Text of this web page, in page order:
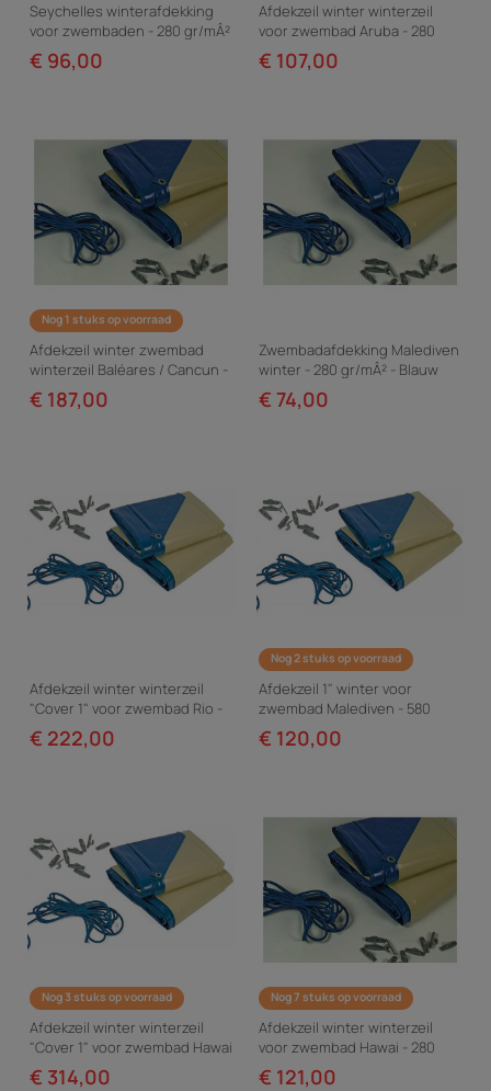
Seychelles winterafdekking
voor zwembaden - 280 gr/mÂ²
- Blauw
€ 96,00
Afdekzeil winter winterzeil
voor zwembad Aruba - 280
g/m² - Blauw
€ 107,00
Nog 1 stuks op voorraad
Afdekzeil winter zwembad
winterzeil Baléares / Cancun -
280 g/m² - Blauw
€ 187,00
Zwembadafdekking Malediven
winter - 280 gr/mÂ² - Blauw
€ 74,00
Afdekzeil winter winterzeil
"Cover 1" voor zwembad Rio -
580 g/m² - Blauw
€ 222,00
Nog 2 stuks op voorraad
Afdekzeil 1" winter voor
zwembad Malediven - 580
gr/m² - blauw
€ 120,00
Nog 3 stuks op voorraad
Afdekzeil winter winterzeil
"Cover 1" voor zwembad Hawai
- 580 g/m²
€ 314,00
Nog 7 stuks op voorraad
Afdekzeil winter winterzeil
voor zwembad Hawai - 280
g/m²
€ 121,00